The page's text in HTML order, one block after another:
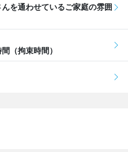
を通わせているご家庭の雰囲
（拘束時間）